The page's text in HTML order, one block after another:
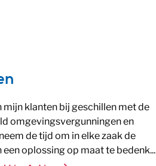
mijn klanten bij geschillen met de
omgevingsvergunningen en
de tijd om in elke zaak de
oplossing op maat te bedenk...